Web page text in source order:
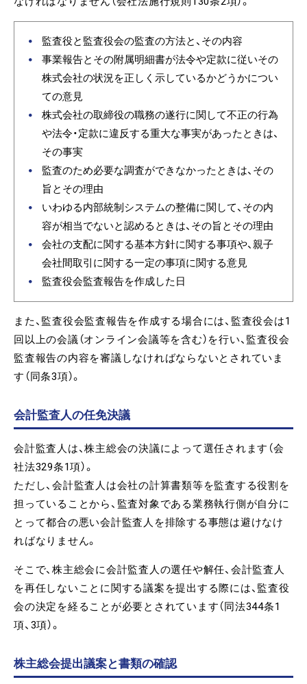
監査役と監査役会の監査の方法と、その内容
事業報告とその附属明細書が法令や定款に従いその
株式会社の状況を正しく示しているかどうかについ
ての意見
株式会社の取締役の職務の遂行に関して不正の行為
や法令・定款に違反する重大な事実があったときは、
その事実
監査のため必要な調査ができなかったときは、その
旨とその理由
いわゆる内部統制システムの整備に関して、その内
容が相当でないと認めるときは、その旨とその理由
会社の支配に関する基本方針に関する事項や、親子
会社間取引に関する一定の事項に関する意見
監査役会監査報告を作成した日
また、監査役会監査報告を作成する場合には、監査役会は1
回以上の会議（オンライン会議等を含む）を行い、監査役会
監査報告の内容を審議しなければならないとされていま
す（同条3項）。
会計監査人の任免決議
会計監査人は、株主総会の決議によって選任されます（会
社法329条1項）。
ただし、会計監査人は会社の計算書類等を監査する役割を
担っていることから、監査対象である業務執行側が自分に
とって都合の悪い会計監査人を排除する事態は避けなけ
ればなりません。
そこで、株主総会に会計監査人の選任や解任、会計監査人
を再任しないことに関する議案を提出する際には、監査役
会の決定を経ることが必要とされています（同法344条1
項、3項）。
株主総会提出議案と書類の確認